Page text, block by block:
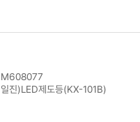
M608077
일진)LED제도등(KX-101B)